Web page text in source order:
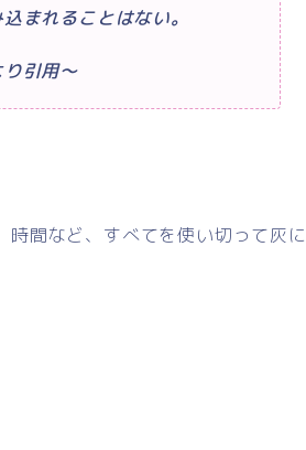
まれることはない。
引用～
間など、すべてを使い切って灰に